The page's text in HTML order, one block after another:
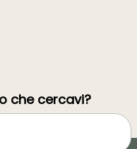
che cercavi?